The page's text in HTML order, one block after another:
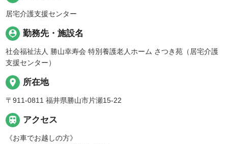
居宅介護支援センター
person_pin 勤務先・施設名
社会福祉法人 勝山幸寿会 特別養護老人ホーム さつき苑（居宅介護
支援センター）
place 所在地
〒911-0811 福井県勝山市片瀬15-22
 アクセス
《お車でお越しの方》